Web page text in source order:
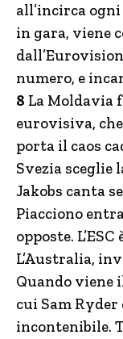
all’incirca
in gara, viene
numero, e
8 La Moldavia
eurovisiva, che
porta il caos
Svezia sceglie
Jakobs canta
Piacciono
opposte.
L’Australia,
Quando viene
cui Sam Ryder
incontenibile.